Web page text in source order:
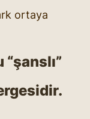
ortaya